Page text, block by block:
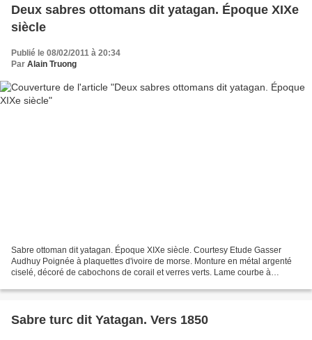
Deux sabres ottomans dit yatagan. Époque XIXe
siècle
Publié le 08/02/2011 à 20:34
Par Alain Truong
Sabre ottoman dit yatagan. Époque XIXe siècle. Courtesy Etude Gasser
Audhuy Poignée à plaquettes d'ivoire de morse. Monture en métal argenté
ciselé, décoré de cabochons de corail et verres verts. Lame courbe à
Sabre turc dit Yatagan. Vers 1850